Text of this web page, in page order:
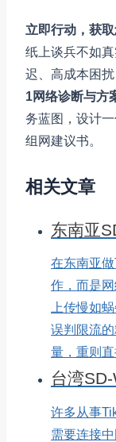
立即行动，获
纸上谈兵不如
迟、高成本困
1网络诊断与方
务蓝图，设计
组网建议书。
相关文章
东南亚
在东南亚
作，而是
上传慢如
误判限流
量，重则
台湾
许多从事
需要连接